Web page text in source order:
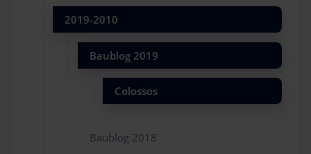
2019-2010
Baublog 2019
Colossos
Baublog 2018